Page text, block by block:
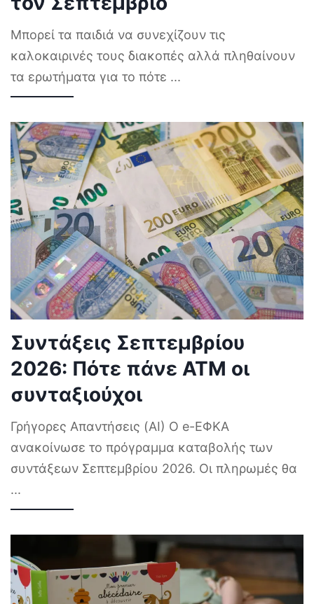
Μπορεί τα παιδιά να συνεχίζουν τις
καλοκαιρινές τους διακοπές αλλά πληθαίνουν
τα ερωτήματα για το πότε ...
Συντάξεις Σεπτεμβρίου
2026: Πότε πάνε ΑΤΜ οι
συνταξιούχοι
Γρήγορες Απαντήσεις (AI) Ο e-ΕΦΚΑ
ανακοίνωσε το πρόγραμμα καταβολής των
συντάξεων Σεπτεμβρίου 2026. Οι πληρωμές θα
...